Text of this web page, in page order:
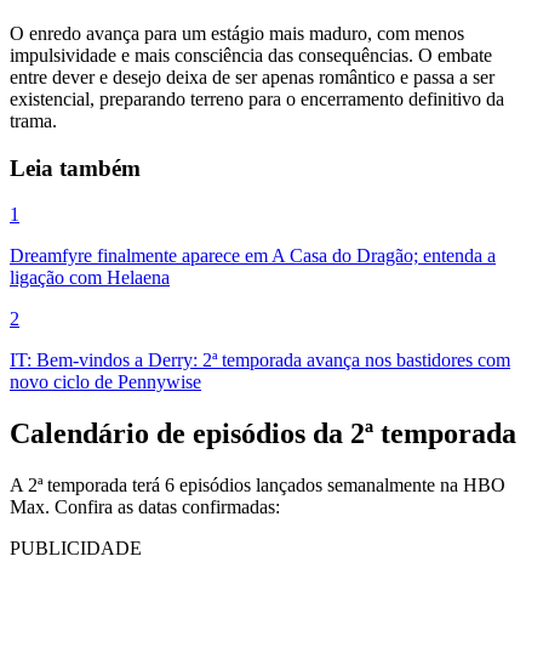
O enredo avança para um estágio mais maduro, com menos
impulsividade e mais consciência das consequências. O embate
entre dever e desejo deixa de ser apenas romântico e passa a ser
existencial, preparando terreno para o encerramento definitivo da
trama.
Leia também
1
Dreamfyre finalmente aparece em A Casa do Dragão; entenda a
ligação com Helaena
2
IT: Bem-vindos a Derry: 2ª temporada avança nos bastidores com
novo ciclo de Pennywise
Calendário de episódios da 2ª temporada
A 2ª temporada terá 6 episódios lançados semanalmente na HBO
Max. Confira as datas confirmadas:
PUBLICIDADE